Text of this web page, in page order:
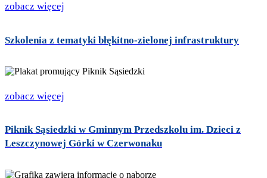
zobacz więcej
Szkolenia z tematyki błękitno-zielonej infrastruktury
zobacz więcej
Piknik Sąsiedzki w Gminnym Przedszkolu im. Dzieci z
Leszczynowej Górki w Czerwonaku